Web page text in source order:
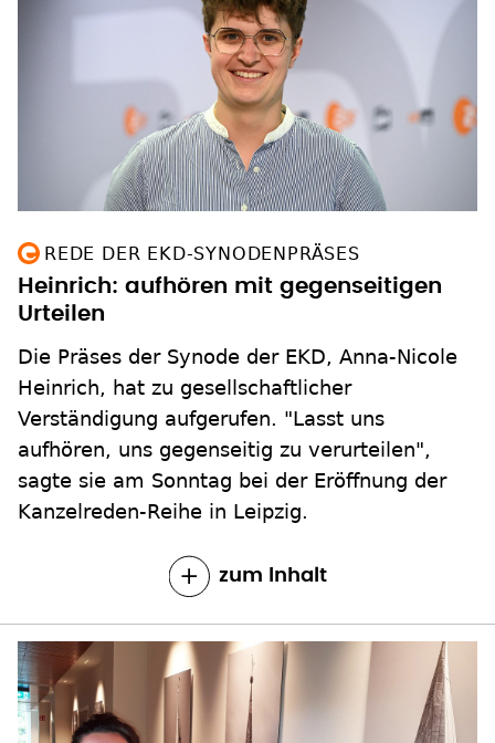
REDE DER EKD-SYNODENPRÄSES
Urteilen
Die Präses der Synode der EKD, Anna-Nicole
Verständigung aufgerufen. "Lasst uns
aufhören, uns gegenseitig zu verurteilen",
sagte sie am Sonntag bei der Eröffnung der
Kanzelreden-Reihe in Leipzig.
zum Inhalt